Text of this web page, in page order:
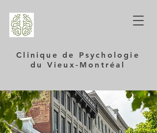
Clinique de Psychologie
du Vieux-Montréal